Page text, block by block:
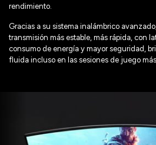
rendimiento.
Gracias a su sistema inalámbrico
transmisión más estable, más rápida, con
consumo de energía y mayor seguridad,
fluida incluso en las sesiones de juego